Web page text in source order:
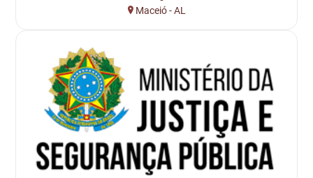
Maceió - AL